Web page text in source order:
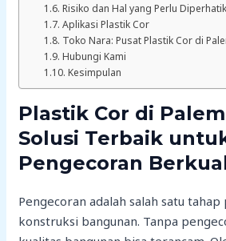
Risiko dan Hal yang Perlu
Aplikasi Plastik Cor
Toko Nara: Pusat Plastik Cor di
Hubungi Kami
Kesimpulan
Plastik Cor di
Solusi Terbaik
Pengecoran
Pengecoran adalah salah satu
konstruksi bangunan. Tanpa